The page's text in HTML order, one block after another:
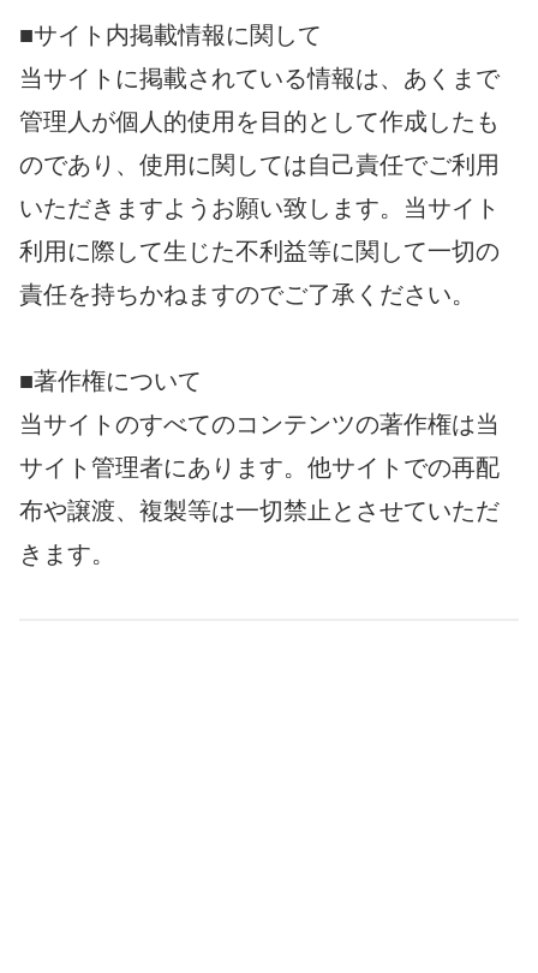
■サイト内掲載情報に関して
当サイトに掲載されている情報は、あくまで
管理人が個人的使用を目的として作成したも
のであり、使用に関しては自己責任でご利用
いただきますようお願い致します。当サイト
利用に際して生じた不利益等に関して一切の
責任を持ちかねますのでご了承ください。
■著作権について
当サイトのすべてのコンテンツの著作権は当
サイト管理者にあります。他サイトでの再配
布や譲渡、複製等は一切禁止とさせていただ
きます。